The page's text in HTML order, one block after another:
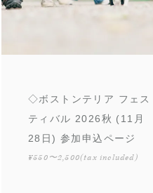
◇ボストンテリア フェス
ティバル 2026秋 (11月
28日) 参加申込ページ
¥550〜2,500(tax included)